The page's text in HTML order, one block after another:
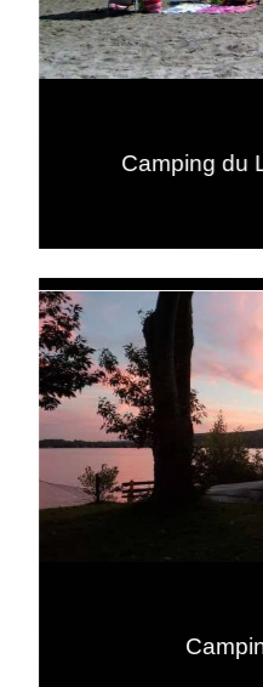
Camping du